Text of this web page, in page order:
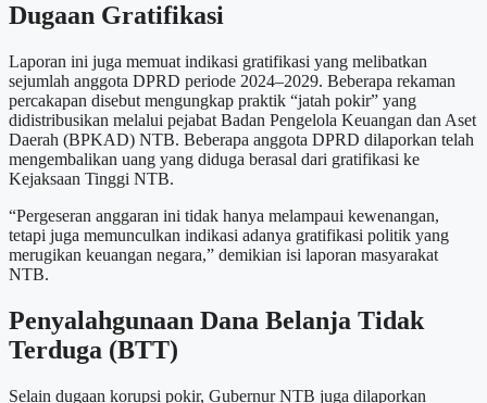
Dugaan Gratifikasi
Laporan ini juga memuat indikasi gratifikasi yang melibatkan
sejumlah anggota DPRD periode 2024–2029. Beberapa rekaman
percakapan disebut mengungkap praktik “jatah pokir” yang
didistribusikan melalui pejabat Badan Pengelola Keuangan dan Aset
Daerah (BPKAD) NTB. Beberapa anggota DPRD dilaporkan telah
mengembalikan uang yang diduga berasal dari gratifikasi ke
Kejaksaan Tinggi NTB.
“Pergeseran anggaran ini tidak hanya melampaui kewenangan,
tetapi juga memunculkan indikasi adanya gratifikasi politik yang
merugikan keuangan negara,” demikian isi laporan masyarakat
NTB.
Penyalahgunaan Dana Belanja Tidak
Terduga (BTT)
Selain dugaan korupsi pokir, Gubernur NTB juga dilaporkan